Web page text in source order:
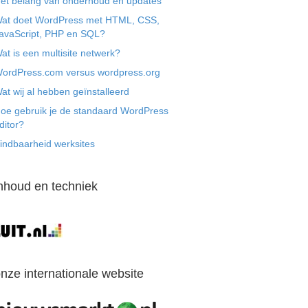
doet WordPress met HTML, CSS,
PHP en SQL?
is een multisite netwerk?
versus wordpress.org
wij al hebben geïnstalleerd
gebruik je de standaard WordPress
werksites
en techniek
internationale website